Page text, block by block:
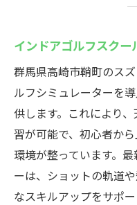
インドアゴルフスク
群馬県高崎市鞘町のス
ルフシミュレーターを
供します。これにより
習が可能で、初心者か
環境が整っています。
ーは、ショットの軌道
なスキルアップをサポー